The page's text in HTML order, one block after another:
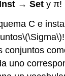
Inst → Set y π!
C e
\(\Sigma\)
conjuntos
uno